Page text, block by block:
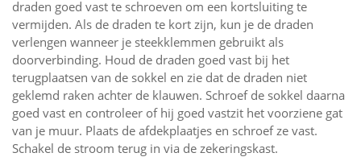
draden goed vast te schroeven om een kortsluiting te
vermijden. Als de draden te kort zijn, kun je de draden
verlengen wanneer je steekklemmen gebruikt als
doorverbinding. Houd de draden goed vast bij het
terugplaatsen van de sokkel en zie dat de draden niet
geklemd raken achter de klauwen. Schroef de sokkel daarna
goed vast en controleer of hij goed vastzit het voorziene gat
van je muur. Plaats de afdekplaatjes en schroef ze vast.
Schakel de stroom terug in via de zekeringskast.